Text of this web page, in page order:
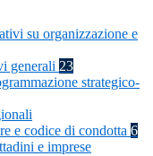
su organizzazione e
generali 23
strategico-
e codice di condotta 6
e imprese